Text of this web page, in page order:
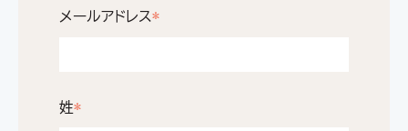
メールアドレス*
姓*